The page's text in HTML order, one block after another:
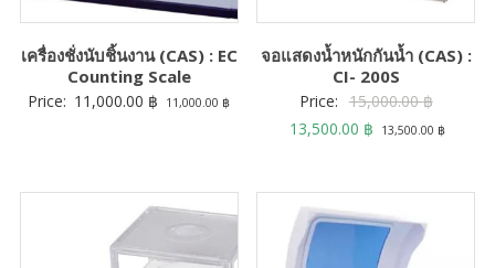
เครื่องชั่งนับชิ้นงาน (CAS) : EC
Counting Scale
Price: 11,000.00 ฿ 11,000.00 ฿
จอแสดงน้ำหนักกันน้ำ (CAS) :
CI- 200S
Price: 15,000.00฿Original
price
13,500.00 ฿ Current
13,500.00 ฿